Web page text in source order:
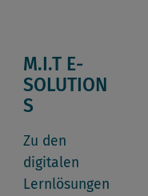
M.I.T E-
SOLUTION
S
Zu den
digitalen
Lernlösungen